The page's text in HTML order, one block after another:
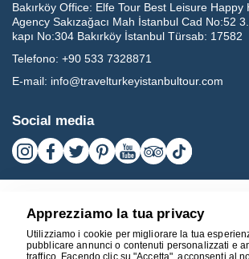
Bakırköy Office: Elfe Tour Best Leisure Happy
Agency Sakızağacı Mah İstanbul Cad No:52
kapı No:304 Bakırköy İstanbul Türsab: 17582
Telefono: +90 533 7328871
E-mail: info@travelturkeyistanbultour.com
Social media
Apprezziamo la tua privacy
Utilizziamo i cookie per migliorare la tua
pubblicare annunci o contenuti personalizzati e
traffico. Facendo clic su "Accetta", acconsenti al